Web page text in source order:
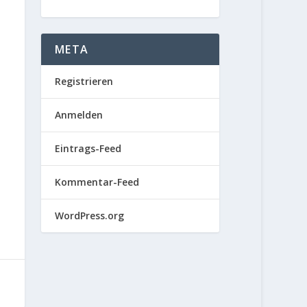
META
Registrieren
Anmelden
Eintrags-Feed
Kommentar-Feed
WordPress.org